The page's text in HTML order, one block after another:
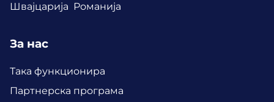
Швајцарија Романија
За нас
Така функционира
Партнерска програма